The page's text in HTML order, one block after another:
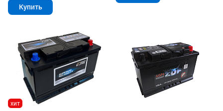
Купить
хит